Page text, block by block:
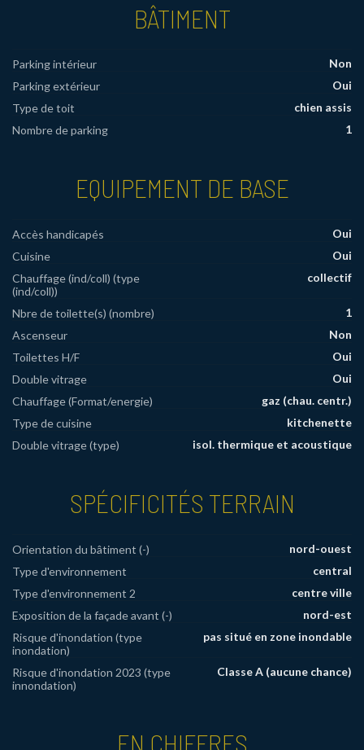
BÂTIMENT
Parking intérieur
Non
Parking extérieur
Oui
Type de toit
chien assis
Nombre de parking
1
EQUIPEMENT DE BASE
Accès handicapés
Oui
Cuisine
Oui
Chauffage (ind/coll) (type
(ind/coll))
collectif
Nbre de toilette(s) (nombre)
1
Ascenseur
Non
Toilettes H/F
Oui
Double vitrage
Oui
Chauffage (Format/energie)
gaz (chau. centr.)
Type de cuisine
kitchenette
Double vitrage (type)
isol. thermique et acoustique
SPÉCIFICITÉS TERRAIN
Orientation du bâtiment (-)
nord-ouest
Type d'environnement
central
Type d'environnement 2
centre ville
Exposition de la façade avant (-)
nord-est
Risque d'inondation (type
inondation)
pas situé en zone inondable
Risque d'inondation 2023 (type
innondation)
Classe A (aucune chance)
EN CHIFFRES